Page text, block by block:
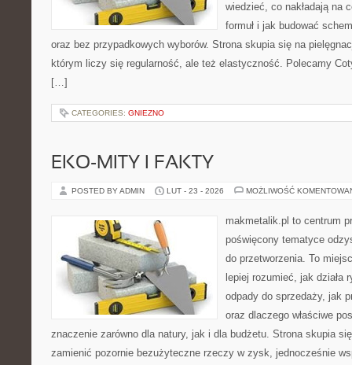
wiedzieć, co nakładają na
formuł i jak budować
oraz bez przypadkowych wyborów. Strona skupia się na
którym liczy się regularność, ale też elastyczność. Polecamy
[…]
CATEGORIES: GNIEZNO
EKO-MITY I FAKTY
POSTED BY ADMIN LUT - 23 - 2026 MOŻLIWOŚĆ
makmetalik.pl to centrum
poświęcony tematyce
do przetworzenia. To
lepiej rozumieć, jak działa
odpady do sprzedaży, jak
oraz dlaczego właściwe
znaczenie zarówno dla natury, jak i dla budżetu. Strona skupia
zamienić pozornie bezużyteczne rzeczy w zysk, jednocześnie